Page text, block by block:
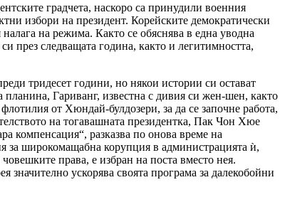
градчета, наскоро са принудили военния
избори на президент. Корейските демократически
на режима. Както се обяснява в една уводна
през следващата година, както и легитимността,
тридесет години, но някои истории си остават
Гариванг, известна с дивия си жен-шен, както
от Хюндай-булдозери, за да се започне работа,
на тогавашната президентка, Пак Чон Хюе
компенсация“, разказва по онова време на
за широкомащабна корупция в администрацията ѝ,
права, е избран на поста вместо нея.
ускорява своята програма за далекобойни